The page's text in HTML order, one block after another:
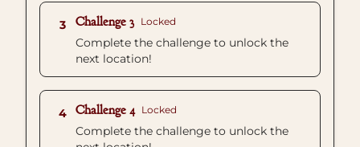
3 Challenge 3 Locked
Complete the challenge to unlock the
next location!
4 Challenge 4 Locked
Complete the challenge to unlock the